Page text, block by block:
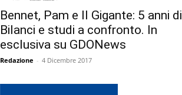
Bennet, Pam e Il Gigante: 5 anni di
Bilanci e studi a confronto. In
esclusiva su GDONews
Redazione - 4 Dicembre 2017